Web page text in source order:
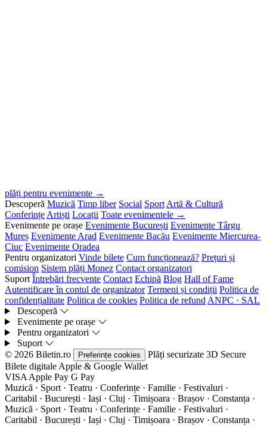
plăți pentru evenimente →
Descoperă Muzică Timp liber Social Sport Artă & Cultură
Conferințe Artiști Locații Toate evenimentele →
Evenimente pe orașe Evenimente București Evenimente Târgu
Mureș Evenimente Arad Evenimente Bacău Evenimente Miercurea-
Ciuc Evenimente Oradea
Pentru organizatori Vinde bilete Cum funcționează? Prețuri și
comision Sistem plăți Monez Contact organizatori
Suport Întrebări frecvente Contact Echipă Blog Hall of Fame
Autentificare în contul de organizator Termeni și condiții Politica de
confidențialitate Politica de cookies Politica de refund ANPC · SAL
Descoperă
Evenimente pe orașe
Pentru organizatori
Suport
© 2026 Biletin.ro
Preferințe cookies Plăți securizate 3D Secure
Bilete digitale Apple & Google Wallet
VISA Apple Pay G Pay
Muzică · Sport · Teatru · Conferințe · Familie · Festivaluri ·
Caritabil · București · Iași · Cluj · Timișoara · Brașov · Constanța ·
Muzică · Sport · Teatru · Conferințe · Familie · Festivaluri ·
Caritabil · București · Iași · Cluj · Timișoara · Brașov · Constanța ·